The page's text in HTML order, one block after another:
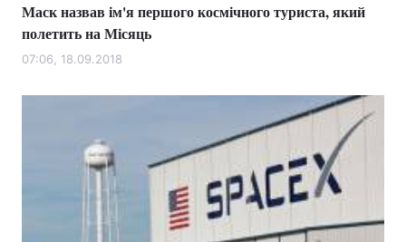
Маск назвав ім'я першого космічного туриста, який
полетить на Місяць
07:06, 18.09.2018